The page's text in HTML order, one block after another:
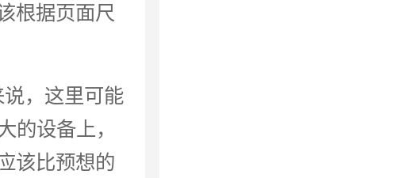
根据页面尺
，这里可能
的设备上，
该比预想的